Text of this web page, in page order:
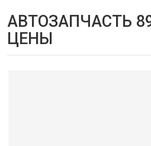
АВТОЗАПЧАСТЬ
ЦЕНЫ